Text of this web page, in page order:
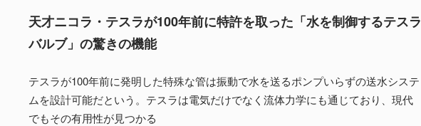
天才ニコラ・テスラが100年前に特許を取った「水を制御するテスラ
バルブ」の驚きの機能
テスラが100年前に発明した特殊な管は振動で水を送るポンプいらずの送水システ
ムを設計可能だという。テスラは電気だけでなく流体力学にも通じており、現代
でもその有用性が見つかる